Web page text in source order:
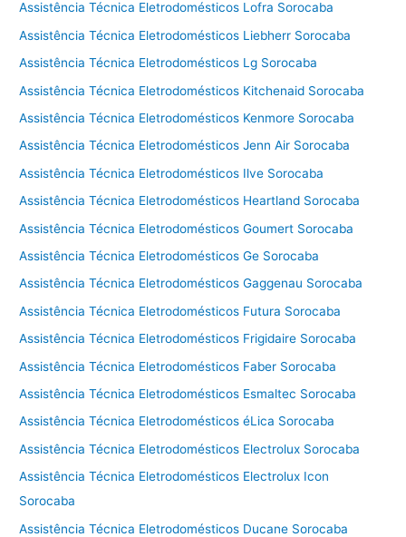
Assistência Técnica Eletrodomésticos Lofra Sorocaba
Assistência Técnica Eletrodomésticos Liebherr Sorocaba
Assistência Técnica Eletrodomésticos Lg Sorocaba
Assistência Técnica Eletrodomésticos Kitchenaid Sorocaba
Assistência Técnica Eletrodomésticos Kenmore Sorocaba
Assistência Técnica Eletrodomésticos Jenn Air Sorocaba
Assistência Técnica Eletrodomésticos Ilve Sorocaba
Assistência Técnica Eletrodomésticos Heartland Sorocaba
Assistência Técnica Eletrodomésticos Goumert Sorocaba
Assistência Técnica Eletrodomésticos Ge Sorocaba
Assistência Técnica Eletrodomésticos Gaggenau Sorocaba
Assistência Técnica Eletrodomésticos Futura Sorocaba
Assistência Técnica Eletrodomésticos Frigidaire Sorocaba
Assistência Técnica Eletrodomésticos Faber Sorocaba
Assistência Técnica Eletrodomésticos Esmaltec Sorocaba
Assistência Técnica Eletrodomésticos éLica Sorocaba
Assistência Técnica Eletrodomésticos Electrolux Sorocaba
Assistência Técnica Eletrodomésticos Electrolux Icon
Sorocaba
Assistência Técnica Eletrodomésticos Ducane Sorocaba